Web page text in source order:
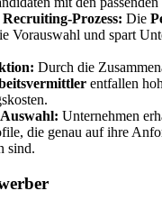
Prozess: Die
Vorauswahl und spart
Durch die
entfallen
Auswahl: Unternehmen
die genau auf ihre
sind.